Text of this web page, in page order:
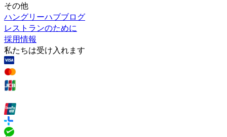
その他
ハングリーハブブログ
レストランのために
採用情報
私たちは受け入れます